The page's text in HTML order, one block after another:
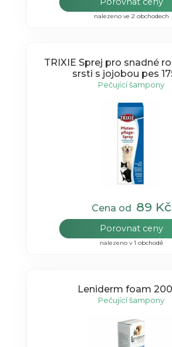
nalezeno ve 2 obchodech
TRIXIE Sprej pro snadné
srsti s jojobou pes
Pečující šampony
Cena od 89 Kč
Porovnat ceny
nalezeno v 1 obchodě
Leniderm foam
Pečující šampony